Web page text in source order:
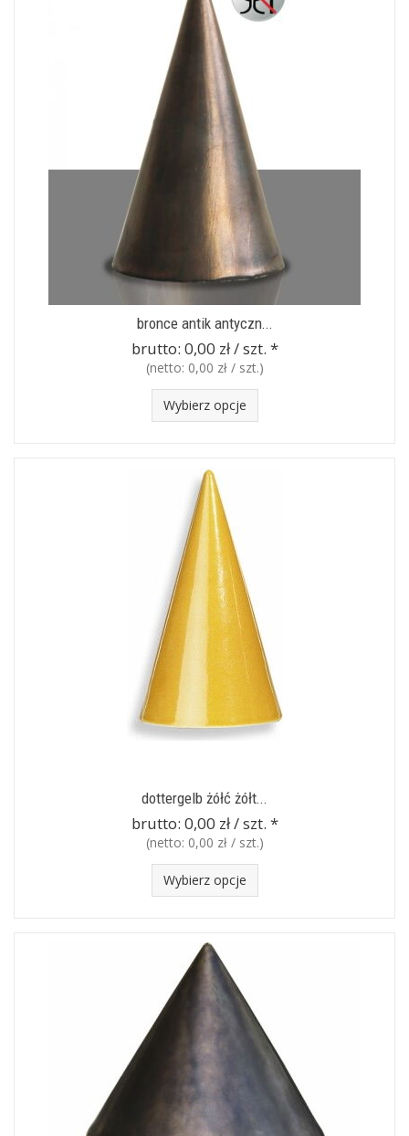
bronce antik antyczn...
brutto: 0,00 zł / szt. *
(netto: 0,00 zł / szt.)
Wybierz opcje
dottergelb żółć żółt...
brutto: 0,00 zł / szt. *
(netto: 0,00 zł / szt.)
Wybierz opcje